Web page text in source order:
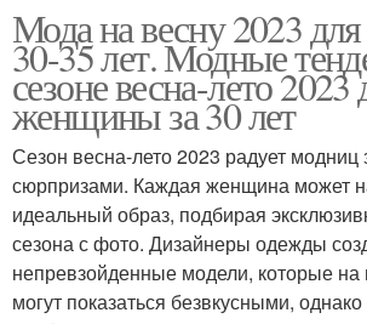
Модные цветы
Платья из замши
Модные модели
Мода на весну 2023
30-35 лет. Модные
сезоне весна-лето 2023
женщины за 30 лет
Сезон весна-лето 2023 радует модниц
сюрпризами. Каждая женщина может
идеальный образ, подбирая
сезона с фото. Дизайнеры одежды
непревзойденные модели, которые на
могут показаться безвкусными,